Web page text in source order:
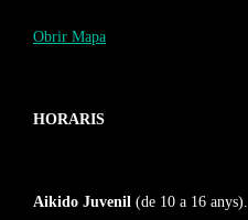
Obrir Mapa
HORARIS
Aikido Juvenil (de 10 a 16 anys).